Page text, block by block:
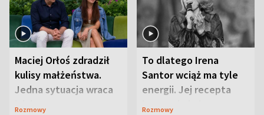
Maciej Orłoś zdradził
kulisy małżeństwa.
Jedna sytuacja wraca
jak bumerang
Rozmowy
To dlatego Irena
Santor wciąż ma tyle
energii. Jej recepta
jest zaskakująco
Rozmowy